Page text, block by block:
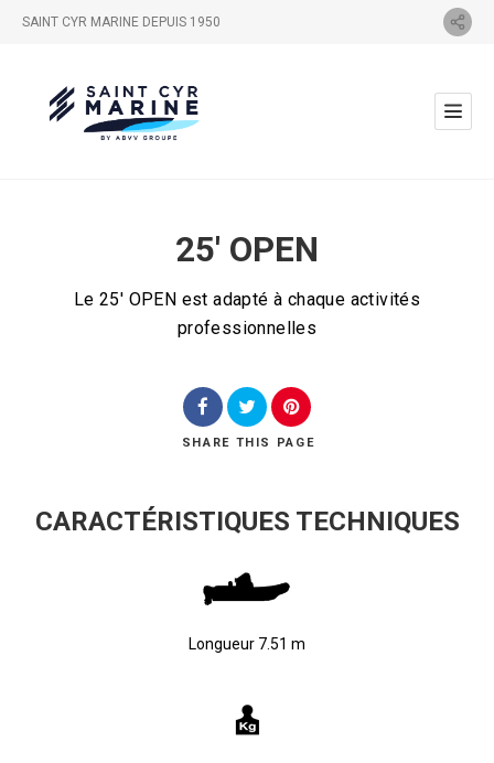
SAINT CYR MARINE DEPUIS 1950
25′ OPEN
Le 25' OPEN est adapté à chaque activités
professionnelles
SHARE THIS PAGE
CARACTÉRISTIQUES TECHNIQUES
Longueur 7.51 m